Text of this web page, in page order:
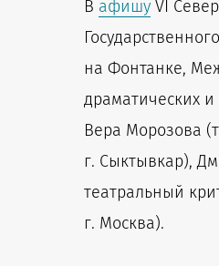
В афишу VI
на Фонтанке,
драматических
Вера Морозова
г. Сыктывкар),
театральный
г. Москва).